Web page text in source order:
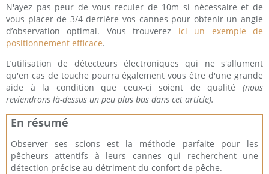
N'ayez pas peur de vous reculer de 10m si nécessaire et de
vous placer de 3/4 derrière vos cannes pour obtenir un angle
d’observation optimal. Vous trouverez ici un exemple de
positionnement efficace.
L’utilisation de détecteurs électroniques qui ne s'allument
qu'en cas de touche pourra également vous être d'une grande
aide à la condition que ceux-ci soient de qualité (nous
reviendrons là-dessus un peu plus bas dans cet article).
En résumé
Observer ses scions est la méthode parfaite pour les
pêcheurs attentifs à leurs cannes qui recherchent une
détection précise au détriment du confort de pêche.